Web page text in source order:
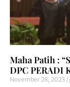
Maha Patih :
DPC PERADI
November 28, 2023